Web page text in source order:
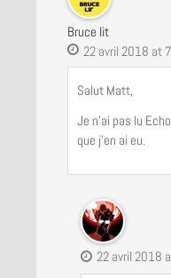
Bruce lit
22 avril 2018 at
Salut Matt,
Je n’ai pas lu
que j’en ai eu.
22 avril 2018